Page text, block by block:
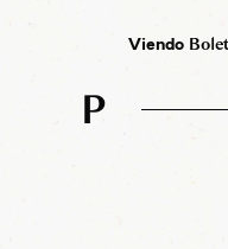
Viendo
P